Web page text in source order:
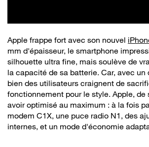
Apple frappe fort avec son nouvel
mm d'épaisseur, le smartphone
silhouette ultra fine, mais soulève de
la capacité de sa batterie. Car, avec un
bien des utilisateurs craignent de
fonctionnement pour le style. Apple, de
avoir optimisé au maximum : à la fois
modem C1X, une puce radio N1, des
internes, et un mode d'économie